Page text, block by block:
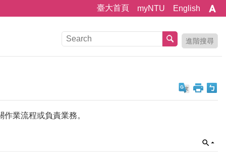
臺大首頁 myNTU English
進階搜尋
業流程或負責業務。